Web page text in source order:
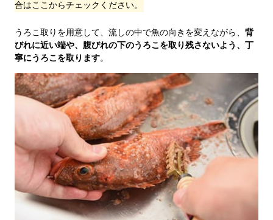
合はここからチェックください。
うろこ取りを用意して、流しの中で魚の向きを変えながら、 背
びれに近い端や、腹びれの下のうろこを取り残さないよう、丁
寧にうろこを取ります。